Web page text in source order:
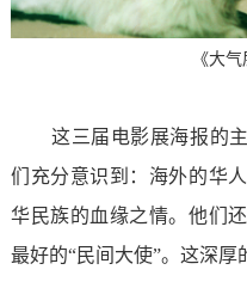
《大
这三届电影展海报的
们充分意识到：海外的华
华民族的血缘之情。他们
最好的“民间大使”。这深厚